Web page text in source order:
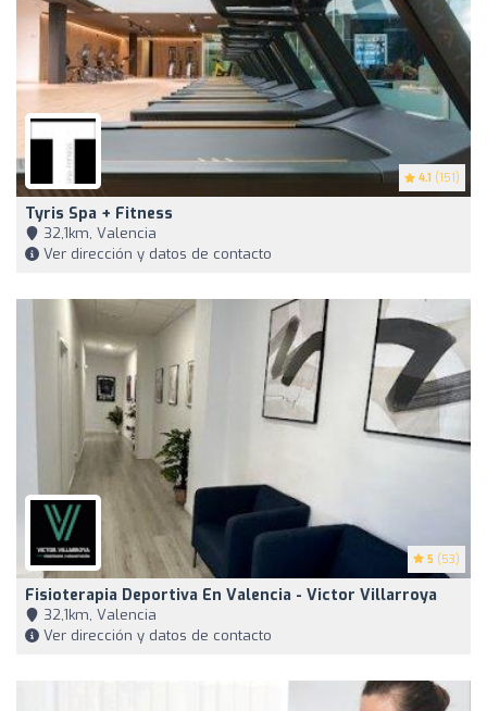
4.1 (151)
Tyris Spa + Fitness
32,1km, Valencia
Ver dirección y datos de contacto
5 (53)
Fisioterapia Deportiva En Valencia - Victor Villarroya
32,1km, Valencia
Ver dirección y datos de contacto